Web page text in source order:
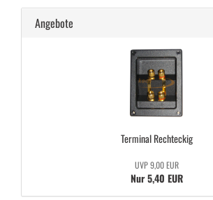
Angebote
Ter­mi­nal Recht­eckig
UVP 9,00 EUR
Nur 5,40 EUR